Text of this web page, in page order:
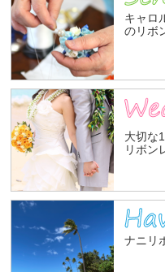
キャロ
のリボ
大切な
リボン
ナニリ